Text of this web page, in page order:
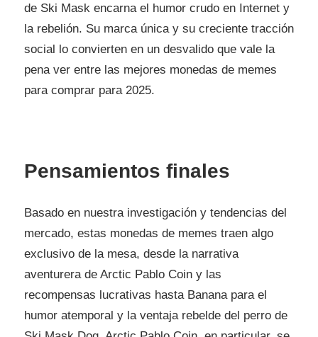
de Ski Mask encarna el humor crudo en Internet y
la rebelión. Su marca única y su creciente tracción
social lo convierten en un desvalido que vale la
pena ver entre las mejores monedas de memes
para comprar para 2025.
Pensamientos finales
Basado en nuestra investigación y tendencias del
mercado, estas monedas de memes traen algo
exclusivo de la mesa, desde la narrativa
aventurera de Arctic Pablo Coin y las
recompensas lucrativas hasta Banana para el
humor atemporal y la ventaja rebelde del perro de